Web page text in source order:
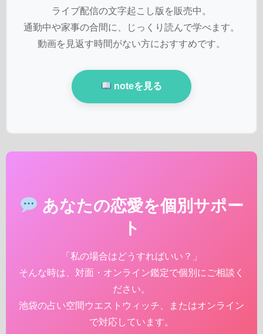
ライブ配信の文字起こし版を販売中。
通勤中や家事の合間に、じっくり読んで学べます。
動画を見返す時間がない方におすすめです。
noteを見る
あなたの恋愛を個別サポー
ト
「私の場合はどうすればいい？」
そんな時は、対面・オンライン鑑定で個別にご相談く
ださい。
池袋の占い空間ウエストウィッチ、またはオンライン
で対応しています。